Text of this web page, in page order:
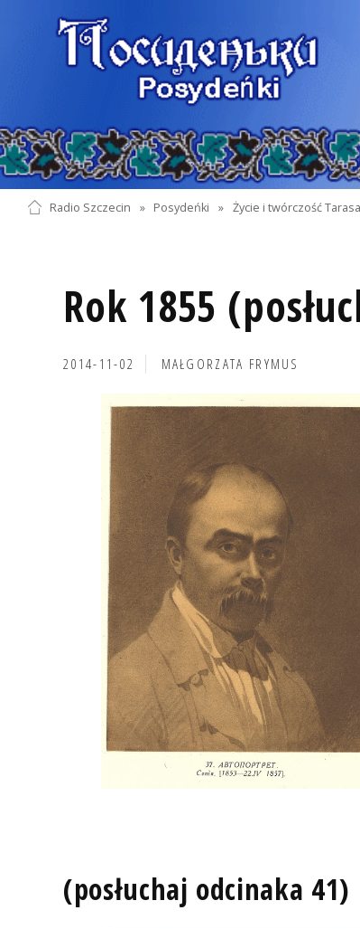
Radio Szczecin » Posydeńki » Życie i twórczość
Rok 1855
2014-11-02 MAŁGORZATA FRYMUS
(posłuchaj odcinaka 41)